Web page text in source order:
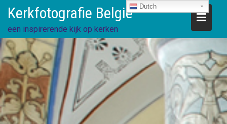
direct
naar
de
inhoud
Kerkfotografie België
een inspirerende kijk op kerken
Dutch